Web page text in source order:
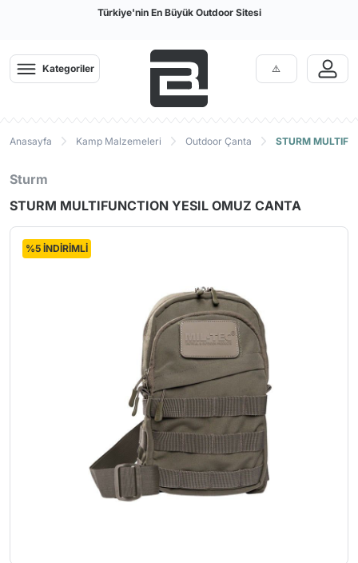
Türkiye'nin En Büyük Outdoor Sitesi
Kategoriler
Anasayfa Kamp Malzemeleri Outdoor Çanta STURM
Sturm
STURM MULTIFUNCTION YESIL OMUZ CANTA
%5 İNDİRİMLİ